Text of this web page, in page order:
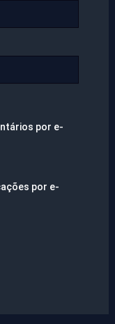
por e-
por e-